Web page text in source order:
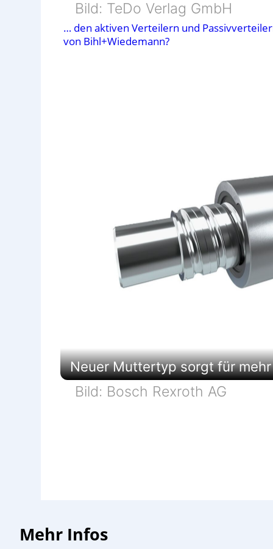
Bild: TeDo Verlag GmbH
… den aktiven Verteilern und
von Bihl+Wiedemann?
Neuer Muttertyp sorgt für
Bild: Bosch Rexroth AG
Mehr Infos